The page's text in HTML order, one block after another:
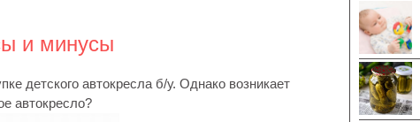
и минусы
детского автокресла б/у. Однако возникает
автокресло?